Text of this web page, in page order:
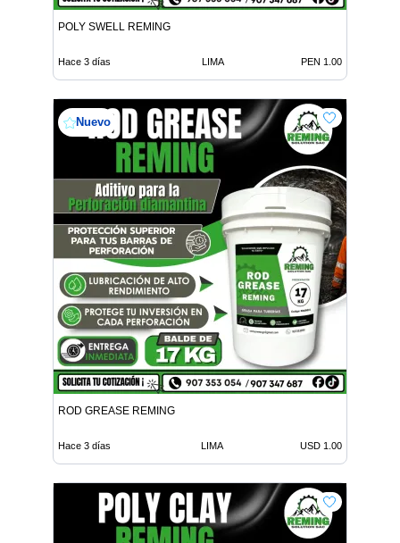
POLY SWELL REMING
Hace 3 días LIMA PEN 1.00
Nuevo
ROD GREASE REMING
Hace 3 días LIMA USD 1.00